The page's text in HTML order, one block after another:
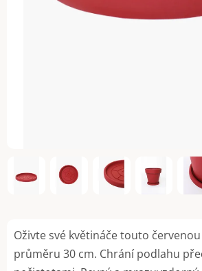
Oživte své květináče touto
průměru 30 cm. Chrání podlahu